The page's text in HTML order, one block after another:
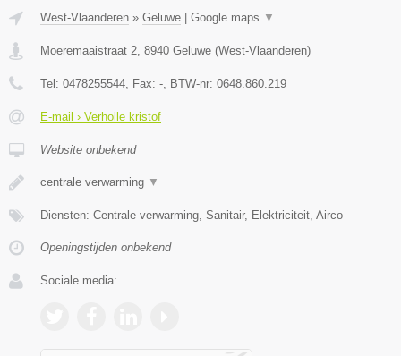
West-Vlaanderen » Geluwe Google maps ▼
Moeremaaistraat 2 8940 Geluwe (West-Vlaanderen)
Tel: 0478255544 , Fax: - , BTW-nr: 0648.860.219
E-mail › Verholle kristof
Website onbekend
centrale verwarming ▼
Diensten: Centrale verwarming, Sanitair, Elektriciteit, Airco
Openingstijden onbekend
Sociale media: